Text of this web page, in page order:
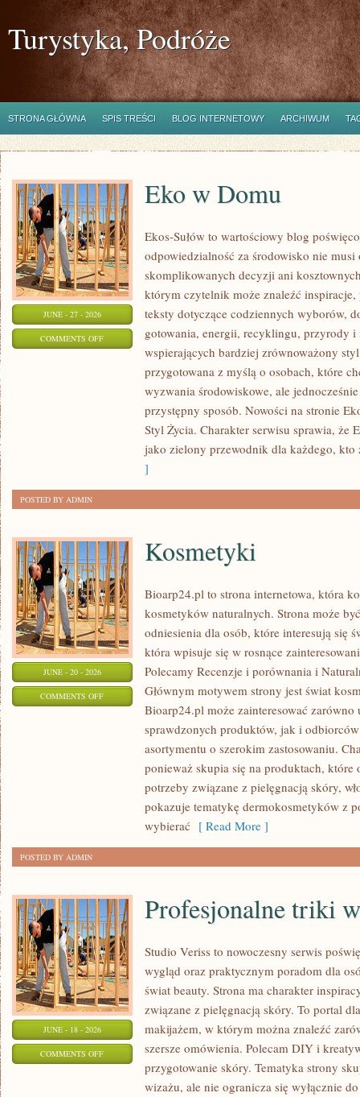
Turystyka, Podróże
STRONA GŁÓWNA SPIS TREŚCI BLOG INTERNETOWY ARCHIWUM
JUNE - 27 - 2026
COMMENTS OFFON
Eko w Domu
Ekos-Sułów to wartościowy blog
odpowiedzialność za środowisko nie
skomplikowanych decyzji ani
którym czytelnik może znaleźć inspiracje,
teksty dotyczące codziennych wyborów,
gotowania, energii, recyklingu, przyrody i
wspierających bardziej zrównoważony styl
przygotowana z myślą o osobach, które
wyzwania środowiskowe, ale
przystępny sposób. Nowości na stronie
Styl Życia. Charakter serwisu sprawia, że
jako zielony przewodnik dla każdego, kto
]
POSTED BY ADMIN
JUNE - 20 - 2026
COMMENTS OFFON
KOSMETYKI
Kosmetyki
Bioarp24.pl to strona internetowa, która
kosmetyków naturalnych. Strona może
odniesienia dla osób, które interesują się
która wpisuje się w rosnące
Polecamy Recenzje i porównania i
Głównym motywem strony jest świat
Bioarp24.pl może zainteresować
sprawdzonych produktów, jak i
asortymentu o szerokim zastosowaniu.
ponieważ skupia się na produktach, które
potrzeby związane z pielęgnacją skóry,
pokazuje tematykę dermokosmetyków z
wybierać [ Read More ]
POSTED BY ADMIN
JUNE - 18 - 2026
COMMENTS OFFON
PROFESJONALNE
Profesjonalne triki
Studio Veriss to nowoczesny serwis
wygląd oraz praktycznym poradom dla
świat beauty. Strona ma charakter
związane z pielęgnacją skóry. To portal
makijażem, w którym można znaleźć
szersze omówienia. Polecam DIY i
przygotowanie skóry. Tematyka strony
wizażu, ale nie ogranicza się wyłącznie